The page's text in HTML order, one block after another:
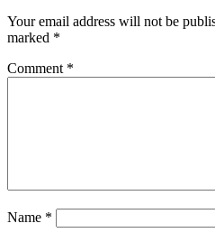
Your email address will not be
marked *
Comment *
Name *